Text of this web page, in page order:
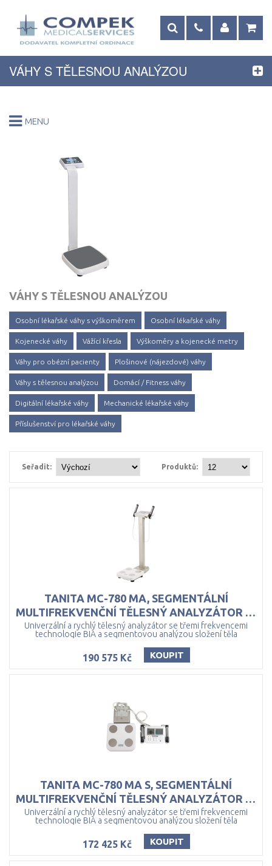
VÁHY S TĚLESNOU ANALÝZOU
VÁHY S TĚLESNOU ANALÝZOU
Osobní lékařské váhy s výškoměrem Osobní lékařské váhy
Kojenecké váhy Vážící křesla Výškoměry a kojenecké metry
Váhy pro obézní pacienty Plošinové (nájezdové) váhy
Váhy s tělesnou analýzou Domácí / Fitness váhy
Digitální lékařské váhy Mechanické lékařské váhy
Příslušenství pro lékařské váhy
Seřadit: Produktů:
TANITA MC-780 MA, SEGMENTÁLNÍ
MULTIFREKVENČNÍ TĚLESNÝ ANALYZÁTOR SE STOJANEM
Univerzální a rychlý tělesný analyzátor se třemi frekvencemi
technologie BIA a segmentovou analýzou složení těla
190 575 Kč KOUPIT
TANITA MC-780 MA S, SEGMENTÁLNÍ
MULTIFREKVENČNÍ TĚLESNÝ ANALYZÁTOR BEZ STOJANU
Univerzální a rychlý tělesný analyzátor se třemi frekvencemi
technologie BIA a segmentovou analýzou složení těla
172 425 Kč KOUPIT
MENU